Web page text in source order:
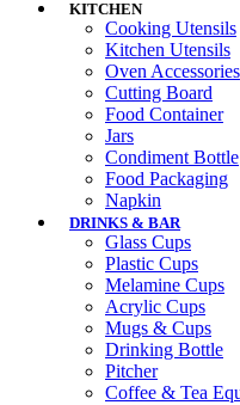
KITCHEN
Cooking Utensils
Kitchen Utensils
Oven Accessories
Cutting Board
Food Container
Jars
Condiment Bottle
Food Packaging
Napkin
DRINKS & BAR
Glass Cups
Plastic Cups
Melamine Cups
Acrylic Cups
Mugs & Cups
Drinking Bottle
Pitcher
Coffee & Tea